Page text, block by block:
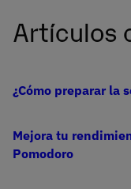
Artículos
¿Cómo preparar la
Mejora tu
Pomodoro